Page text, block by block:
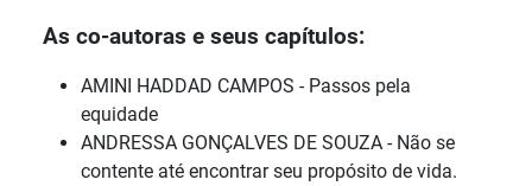
As co-autoras e seus capítulos:
AMINI HADDAD CAMPOS - Passos pela
equidade
ANDRESSA GONÇALVES DE SOUZA - Não se
contente até encontrar seu propósito de vida.